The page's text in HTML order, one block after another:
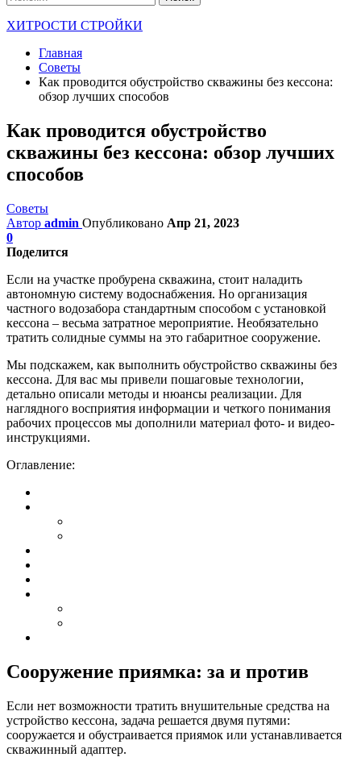
ХИТРОСТИ СТРОЙКИ
Главная
Советы
Как проводится обустройство скважины без кессона:
обзор лучших способов
Как проводится обустройство
скважины без кессона: обзор лучших
способов
Советы
Автор admin Опубликовано Апр 21, 2023
0
Поделится
Если на участке пробурена скважина, стоит наладить
автономную систему водоснабжения. Но организация
частного водозабора стандартным способом с установкой
кессона – весьма затратное мероприятие. Необязательно
тратить солидные суммы на это габаритное сооружение.
Мы подскажем, как выполнить обустройство скважины без
кессона. Для вас мы привели пошаговые технологии,
детально описали методы и нюансы реализации. Для
наглядного восприятия информации и четкого понимания
рабочих процессов мы дополнили материал фото- и видео-
инструкциями.
Оглавление:
Сооружение приямка: за и против
Если нет возможности тратить внушительные средства на
устройство кессона, задача решается двумя путями:
сооружается и обустраивается приямок или устанавливается
скважинный адаптер.